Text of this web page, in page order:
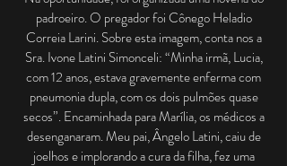
padroeiro. O pregador foi Cônego Heladio
Correia Larini. Sobre esta imagem, conta nos a
Sra. Ivone Latini Simonceli: “Minha irmã, Lucia,
com 12 anos, estava gravemente enferma com
pneumonia dupla, com os dois pulmões quase
secos”. Encaminhada para Marília, os médicos a
desenganaram. Meu pai, Ângelo Latini, caiu de
joelhos e implorando a cura da filha, fez uma